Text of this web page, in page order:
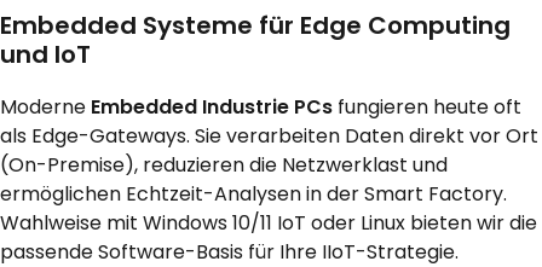
Embedded Systeme für Edge Computing
und IoT
Moderne Embedded Industrie PCs fungieren heute oft
als Edge-Gateways. Sie verarbeiten Daten direkt vor Ort
(On-Premise), reduzieren die Netzwerklast und
ermöglichen Echtzeit-Analysen in der Smart Factory.
Wahlweise mit Windows 10/11 IoT oder Linux bieten wir die
passende Software-Basis für Ihre IIoT-Strategie.